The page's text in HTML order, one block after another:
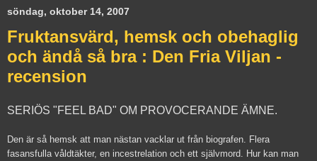
söndag, oktober 14, 2007
Fruktansvärd, hemsk och obehaglig
och ändå så bra : Den Fria Viljan -
recension
SERIÖS "FEEL BAD" OM PROVOCERANDE ÄMNE.
Den är så hemsk att man nästan vacklar ut från biografen. Flera
fasansfulla våldtäkter, en incestrelation och ett självmord. Hur kan man